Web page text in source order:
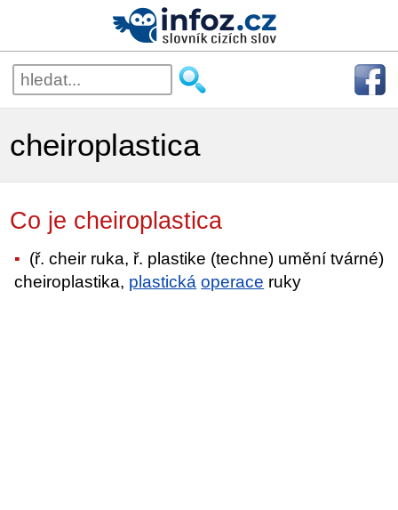
cheiroplastica
Co je cheiroplastica
(ř. cheir ruka, ř. plastike (techne) umění tvárné)
cheiroplastika, plastická operace ruky